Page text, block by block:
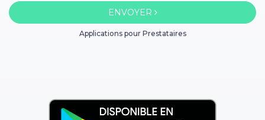
ENVOYER
Applications pour Prestataires